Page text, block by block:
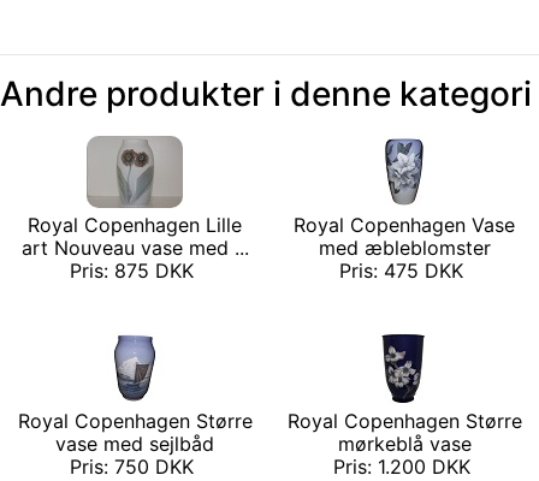
Andre produkter i denne kategori
Royal Copenhagen Lille
art Nouveau vase med ...
Pris: 875 DKK
Royal Copenhagen Vase
med æbleblomster
Pris: 475 DKK
Royal Copenhagen Større
vase med sejlbåd
Pris: 750 DKK
Royal Copenhagen Større
mørkeblå vase
Pris: 1.200 DKK